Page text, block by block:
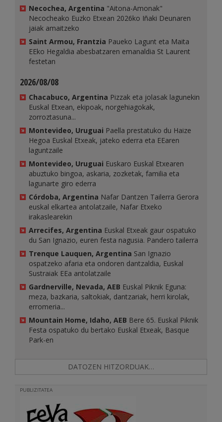
Necochea, Argentina "Aitona-Amonak"
Necocheako Euzko Etxean 2026ko Iñaki Deunaren
jaiak amaitzeko
Saint Armou, Frantzia Paueko Lagunt eta Maita
EEko Hegaldia abesbatzaren emanaldia St Laurent
festetan
2026/08/08
Chacabuco, Argentina Pizzak eta jolasak lagunekin
Euskal Etxean, ekipoak, norgehiagokak,
zorroztasuna...
Montevideo, Uruguai Paella prestatuko du Haize
Hegoa Euskal Etxeak, jateko ederra eta EEaren
laguntzaile
Montevideo, Uruguai Euskaro Euskal Etxearen
abuztuko bingoa, askaria, zozketak, familia eta
lagunarte giro ederra
Córdoba, Argentina Nafar Dantzen Tailerra Gerora
euskal elkartea antolatzaile, Nafar Etxeko
irakaslearekin
Arrecifes, Argentina Euskal Etxeak gaur ospatuko
du San Ignazio, euren festa nagusia. Pandero tailerra
Trenque Lauquen, Argentina San Ignazio
ospatzeko afaria eta ondoren dantzaldia, Euskal
Sustraiak EEa antolatzaile
Gardnerville, Nevada, AEB Euskal Piknik Eguna:
meza, bazkaria, saltokiak, dantzariak, herri kirolak,
erromeria...
Mountain Home, Idaho, AEB Bere 65. Euskal Piknik
Festa ospatuko du bertako Euskal Etxeak, Basque
Park-en
DATOZEN HITZORDUAK…
PUBLIZITATEA